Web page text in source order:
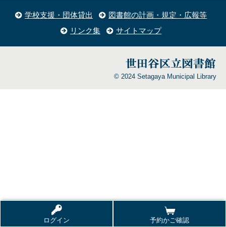
ログイン 予約かご確認
学校支援・団体貸出
図書館の計画・規定・広報等
リンク集
サイトマップ
© 2024 Setagaya Municipal Library